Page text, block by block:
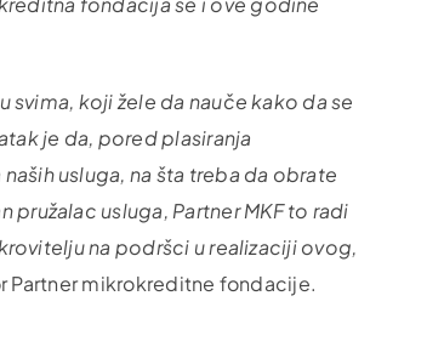
koji žele da nauče kako da se
je da, pored plasiranja
usluga, na šta treba da obrate
usluga, Partner MKF to radi
na podršci u realizaciji ovog,
Partner mikrokreditne fondacije.